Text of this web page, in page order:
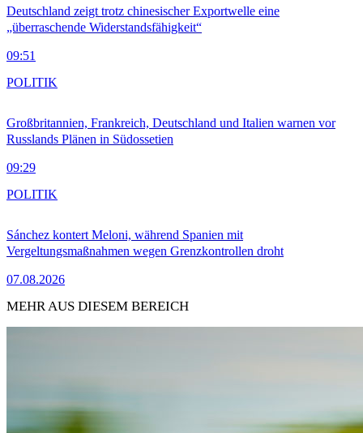
Deutschland zeigt trotz chinesischer Exportwelle eine
„überraschende Widerstandsfähigkeit“
09:51
Großbritannien, Frankreich, Deutschland und Italien warnen vor
Russlands Plänen in Südossetien
09:29
POLITIK
Sánchez kontert Meloni, während Spanien mit
Vergeltungsmaßnahmen wegen Grenzkontrollen droht
07.08.2026
POLITIK
MEHR AUS DIESEM BEREICH